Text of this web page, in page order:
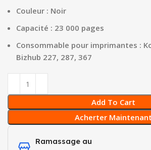
Couleur : Noir
Capacité : 23 000 pages
Consommable pour imprimantes :
Bizhub 227, 287, 367
Add To Cart
Acherter Maintenant
Ramassage au